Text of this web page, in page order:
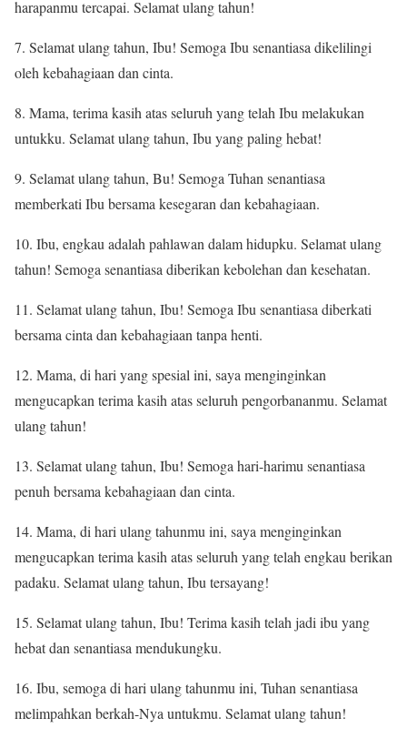
harapanmu tercapai. Selamat ulang tahun!
7. Selamat ulang tahun, Ibu! Semoga Ibu senantiasa dikelilingi
oleh kebahagiaan dan cinta.
8. Mama, terima kasih atas seluruh yang telah Ibu melakukan
untukku. Selamat ulang tahun, Ibu yang paling hebat!
9. Selamat ulang tahun, Bu! Semoga Tuhan senantiasa
memberkati Ibu bersama kesegaran dan kebahagiaan.
10. Ibu, engkau adalah pahlawan dalam hidupku. Selamat ulang
tahun! Semoga senantiasa diberikan kebolehan dan kesehatan.
11. Selamat ulang tahun, Ibu! Semoga Ibu senantiasa diberkati
bersama cinta dan kebahagiaan tanpa henti.
12. Mama, di hari yang spesial ini, saya menginginkan
mengucapkan terima kasih atas seluruh pengorbananmu. Selamat
ulang tahun!
13. Selamat ulang tahun, Ibu! Semoga hari-harimu senantiasa
penuh bersama kebahagiaan dan cinta.
14. Mama, di hari ulang tahunmu ini, saya menginginkan
mengucapkan terima kasih atas seluruh yang telah engkau berikan
padaku. Selamat ulang tahun, Ibu tersayang!
15. Selamat ulang tahun, Ibu! Terima kasih telah jadi ibu yang
hebat dan senantiasa mendukungku.
16. Ibu, semoga di hari ulang tahunmu ini, Tuhan senantiasa
melimpahkan berkah-Nya untukmu. Selamat ulang tahun!